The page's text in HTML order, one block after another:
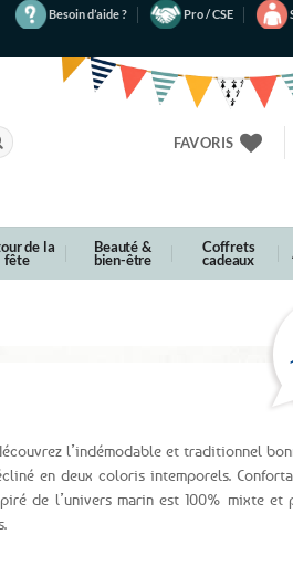
Besoin d’aide ? Pro / CSE
FAVORIS
de la
fête
Beauté &
bien-être
Coffrets
cadeaux
l’indémodable et traditionnel
en deux coloris intemporels.
de l’univers marin est 100% mixte et